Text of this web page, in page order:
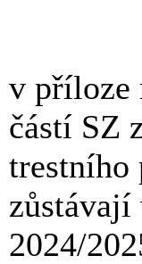
v příloze
částí SZ
trestního
2024/